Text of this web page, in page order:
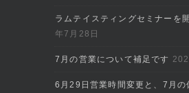
ラムテイスティングセミナーを
年7月28日
7月の営業について補足です
6月29日営業時間変更と、7月の